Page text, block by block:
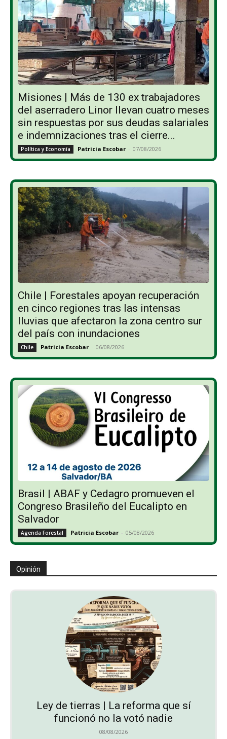
Misiones | Más de 130 ex trabajadores
del aserradero Linor llevan cuatro meses
sin respuestas por sus deudas salariales
e indemnizaciones tras el cierre...
Política y Economía Patricia Escobar - 07/08/2026
Chile | Forestales apoyan recuperación
en cinco regiones tras las intensas
lluvias que afectaron la zona centro sur
del país con inundaciones
Chile Patricia Escobar - 06/08/2026
Brasil | ABAF y Cedagro promueven el
Congreso Brasileño del Eucalipto en
Salvador
Agenda Forestal Patricia Escobar - 05/08/2026
Opinión
Ley de tierras | La reforma que sí
funcionó no la votó nadie
08/08/2026